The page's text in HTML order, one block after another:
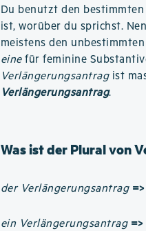
Du benutzt den
ist, worüber du sprichst.
meistens den
einefür feminine
Verlängerungsantragist
Verlängerungsantrag.
Was ist der Plural von
der Verlängerungsantrag
ein Verlängerungsantrag